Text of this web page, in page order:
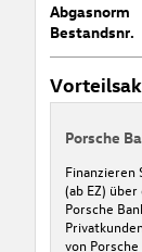
Abgasnorm
Bestandsnr.
Porsche
Finanzieren
(ab EZ)
Porsche
von